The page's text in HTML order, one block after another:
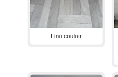
Lino couloir